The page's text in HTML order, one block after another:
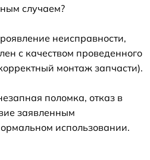
случаем?
неисправности,
с качеством проведенного
монтаж запчасти).
поломка, отказ в
заявленным
использовании.